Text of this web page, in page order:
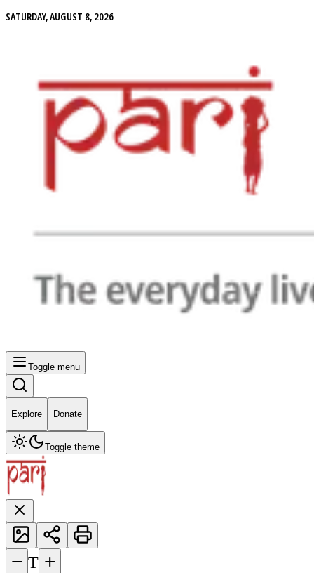
SATURDAY, AUGUST 8, 2026
Toggle menu
Explore Donate
Toggle theme
− T +